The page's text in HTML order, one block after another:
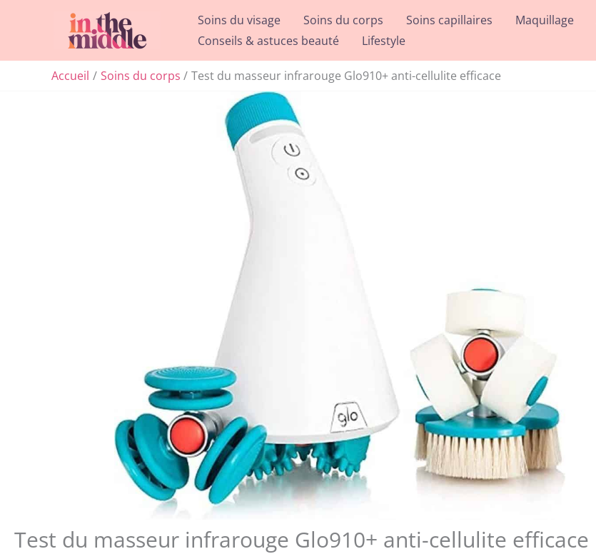
Soins du visage Soins du corps Soins capillaires Maquillage
Conseils & astuces beauté
Lifestyle
Accueil Soins du corps Test du masseur infrarouge Glo910+ anti-cellulite efficace
Test du masseur infrarouge Glo910+ anti-cellulite efficace